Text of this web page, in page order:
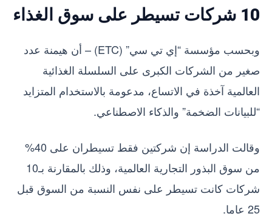
10 شركات تسيطر على سوق الغذاء
وبحسب مؤسسة “إي تي سي” (ETC) – أن هيمنة عدد
صغير من الشركات الكبرى على السلسلة الغذائية
العالمية آخذة في الاتساع، مدعومة بالاستخدام المتزايد
“للبيانات الضخمة” والذكاء الاصطناعي.
وقالت الدراسة إن شركتين فقط تسيطران على 40%
من سوق البذور التجارية العالمية، وذلك بالمقارنة بـ10
شركات كانت تسيطر على نفس النسبة من السوق قبل
25 عاما.